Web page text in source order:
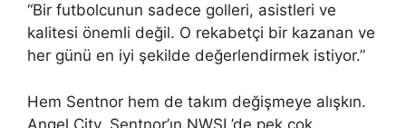
“Bir futbolcunun sadece golleri, asistleri ve
kalitesi önemli değil. O rekabetçi bir kazanan ve
her günü en iyi şekilde değerlendirmek istiyor.”
Hem Sentnor hem de takım değişmeye alışkın.
Angel City, Sentnor’ın NWSL’de pek çok